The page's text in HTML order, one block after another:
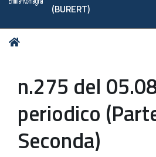
(BURERT)
Tu
n.275 del
periodico
Seconda)